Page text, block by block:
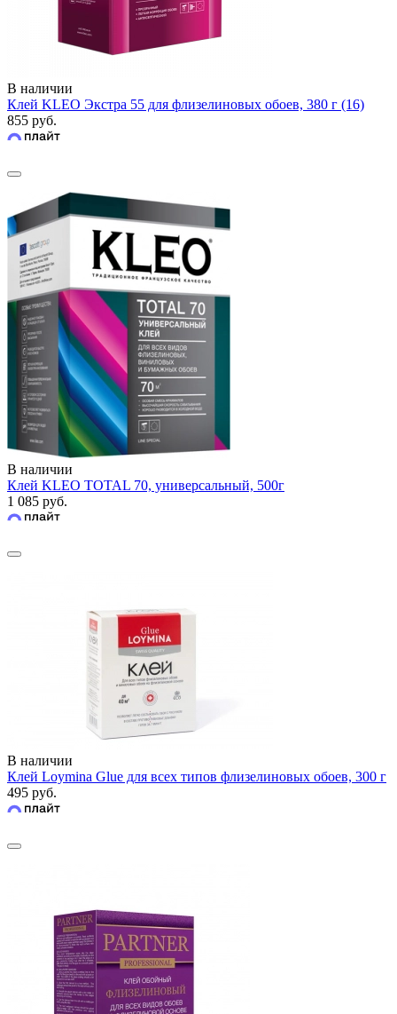
В наличии
Клей KLEO Экстра 55 для флизелиновых обоев, 380 г (16)
855 руб.
В наличии
Клей KLEO TOTAL 70, универсальный, 500г
1 085 руб.
В наличии
Клей Loymina Glue для всех типов флизелиновых обоев, 300 г
495 руб.